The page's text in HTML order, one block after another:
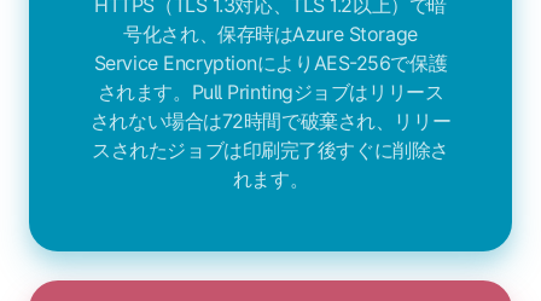
HTTPS（TLS 1.3対応、TLS 1.2以上）で暗
号化され、保存時はAzure Storage
Service EncryptionによりAES-256で保護
されます。Pull Printingジョブはリリース
されない場合は72時間で破棄され、リリー
スされたジョブは印刷完了後すぐに削除さ
れます。